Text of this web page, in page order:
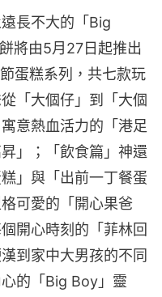
長不大的「Big
將由5月27日起推出
蛋糕系列，共七款玩
「大個仔」到「大個
意熱血活力的「港足
」；「飲食篇」神還
」與「出前一丁餐蛋
可愛的「開心果爸
開心時刻的「菲林回
到家中大男孩的不同
的「Big Boy」靈